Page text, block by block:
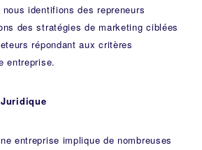
identifions des repreneurs
des stratégies de marketing ciblées
répondant aux critères
entreprise.
entreprise implique de nombreuses